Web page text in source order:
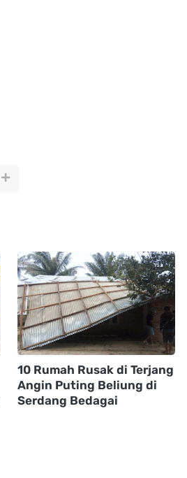
10 Rumah Rusak di Terjang
Angin Puting Beliung di
Serdang Bedagai